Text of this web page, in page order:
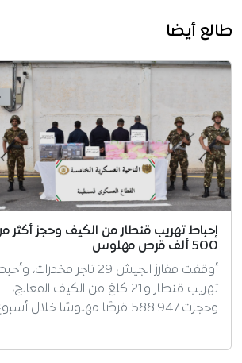
طالع أيضا
إحباط تهريب قنطار من الكيف وحجز أكثر
500 ألف قرص مهلوس
أوقفت مفارز الجيش 29 تاجر مخدرات،
تهريب قنطار و21 كلغ من الكيف المعالج،
وحجزت 588.947 قرصًا مهلوسًا خلال أسبوع.